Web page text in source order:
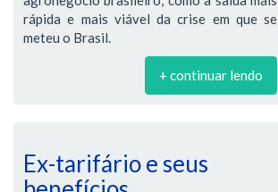
rápida e mais viável da crise em que se
meteu o Brasil.
+ continuar lendo
Ex-tarifário e seus